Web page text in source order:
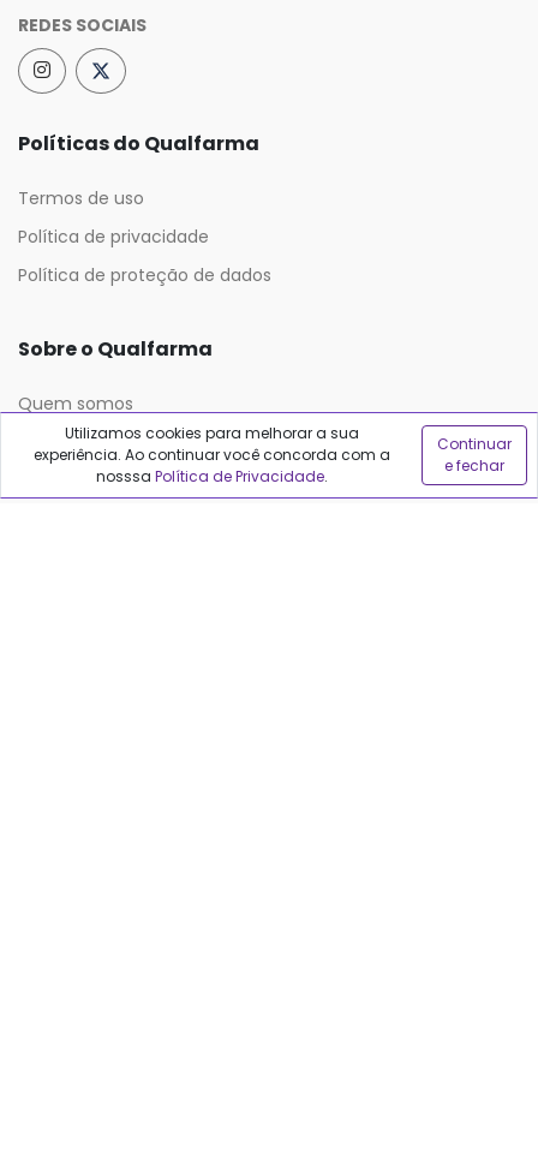
REDES SOCIAIS
Políticas do Qualfarma
Termos de uso
Política de privacidade
Política de proteção de dados
Sobre o Qualfarma
Quem somos
Utilizamos cookies para melhorar a sua
experiência. Ao continuar você concorda com a
nosssa Política de Privacidade.
Continuar
e fechar